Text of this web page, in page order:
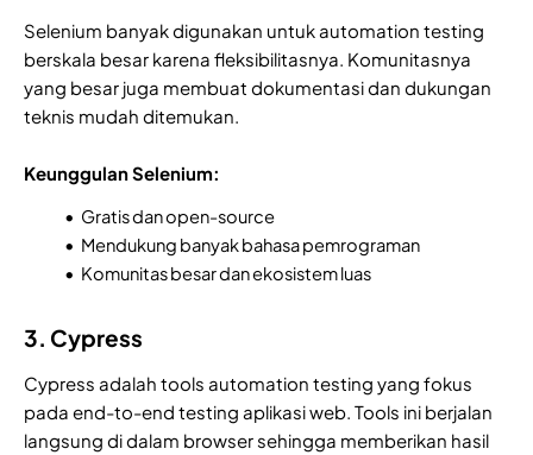
Selenium banyak digunakan untuk automation testing
berskala besar karena fleksibilitasnya. Komunitasnya
yang besar juga membuat dokumentasi dan dukungan
teknis mudah ditemukan.
Keunggulan Selenium:
Gratis dan open-source
Mendukung banyak bahasa pemrograman
Komunitas besar dan ekosistem luas
3. Cypress
Cypress adalah tools automation testing yang fokus
pada end-to-end testing aplikasi web. Tools ini berjalan
langsung di dalam browser sehingga memberikan hasil